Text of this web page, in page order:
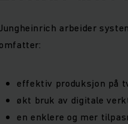
arbeider
omfatter:
effektiv produksjon på
økt bruk av digitale
en enklere og mer